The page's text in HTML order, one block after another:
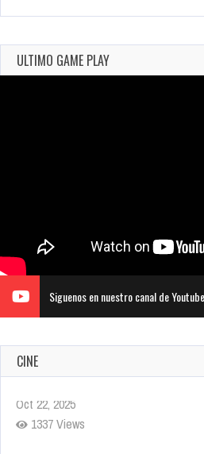
ULTIMO GAME PLAY
Siguenos en nuestro canal de
CINE
Revive el terror: El conjuro 4: